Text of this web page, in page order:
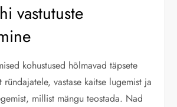
vastutuste
kohustused hõlmavad täpsete
ründajatele, vastase kaitse lugemist ja
millist mängu teostada. Nad